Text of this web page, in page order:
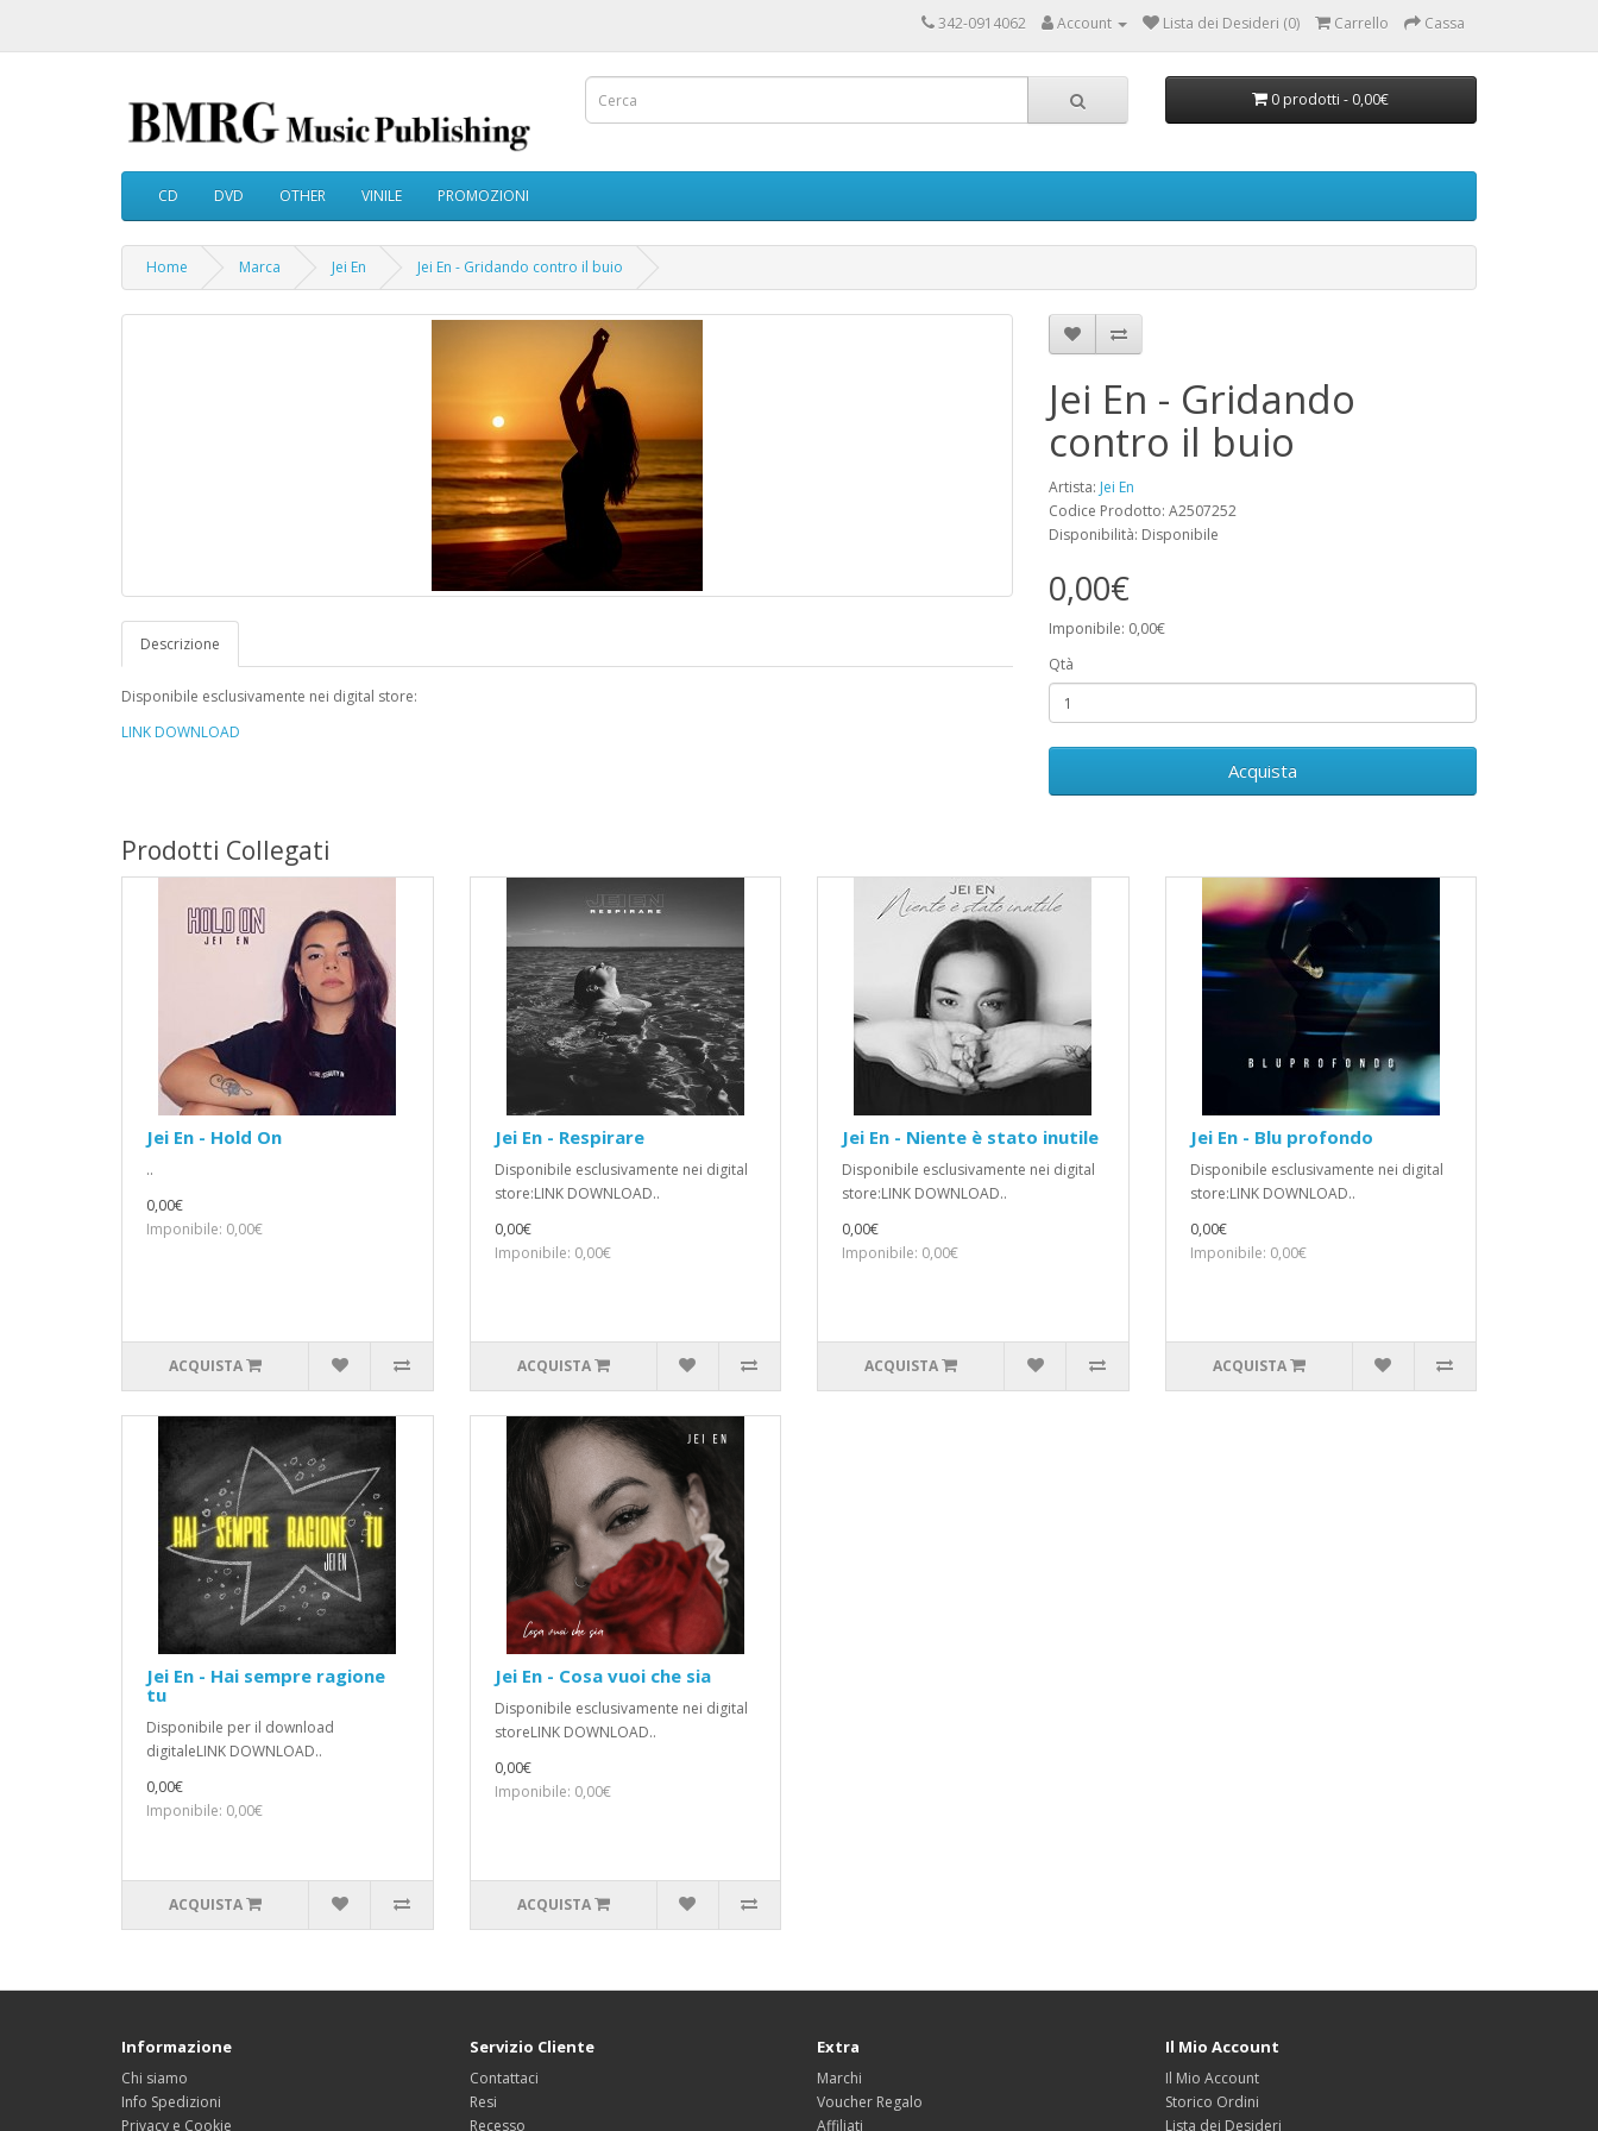
342-0914062 Account Lista dei Desideri (0) Carrello Cassa
0 prodotti - 0,00€
CD DVD OTHER VINILE PROMOZIONI
Home Marca Jei En Jei En - Gridando contro il buio
Descrizione
Disponibile esclusivamente nei digital store:
LINK DOWNLOAD
Jei En - Gridando
contro il buio
Artista: Jei En
Codice Prodotto: A2507252
Disponibilità: Disponibile
0,00€
Imponibile: 0,00€
Qtà
Acquista
Prodotti Collegati
Jei En - Hold On
..
0,00€
Imponibile: 0,00€
ACQUISTA
Jei En - Respirare
Disponibile esclusivamente nei digital
store:LINK DOWNLOAD..
0,00€
Imponibile: 0,00€
ACQUISTA
Jei En - Niente è stato inutile
Disponibile esclusivamente nei digital
store:LINK DOWNLOAD..
0,00€
Imponibile: 0,00€
ACQUISTA
Jei En - Blu profondo
Disponibile esclusivamente nei digital
store:LINK DOWNLOAD..
0,00€
Imponibile: 0,00€
ACQUISTA
Jei En - Hai sempre ragione
tu
Disponibile per il download
digitaleLINK DOWNLOAD..
0,00€
Imponibile: 0,00€
ACQUISTA
Jei En - Cosa vuoi che sia
Disponibile esclusivamente nei digital
storeLINK DOWNLOAD..
0,00€
Imponibile: 0,00€
ACQUISTA
Informazione
Chi siamo
Info Spedizioni
Privacy e Cookie
Servizio Cliente
Contattaci
Resi
Recesso
Extra
Marchi
Voucher Regalo
Affiliati
Il Mio Account
Il Mio Account
Storico Ordini
Lista dei Desideri